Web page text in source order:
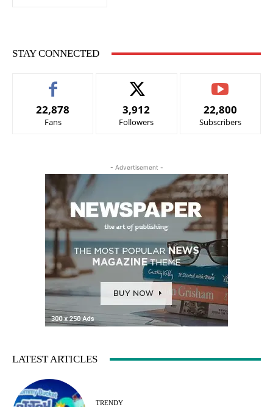
STAY CONNECTED
22,878
Fans
3,912
Followers
22,800
Subscribers
- Advertisement -
LATEST ARTICLES
TRENDY